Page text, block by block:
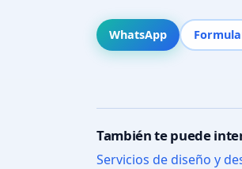
WhatsApp
También te puede
Servicios de diseño y